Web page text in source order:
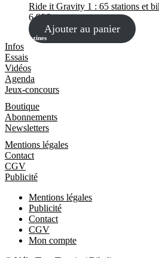
Ride it Gravity 1 : 65 stations et
6,90€
Ajouter au panier
Les Magazines
Infos
Essais
Vidéos
Agenda
Jeux-concours
Boutique
Abonnements
Newsletters
Mentions légales
Contact
CGV
Publicité
Mentions légales
Publicité
Contact
CGV
Mon compte